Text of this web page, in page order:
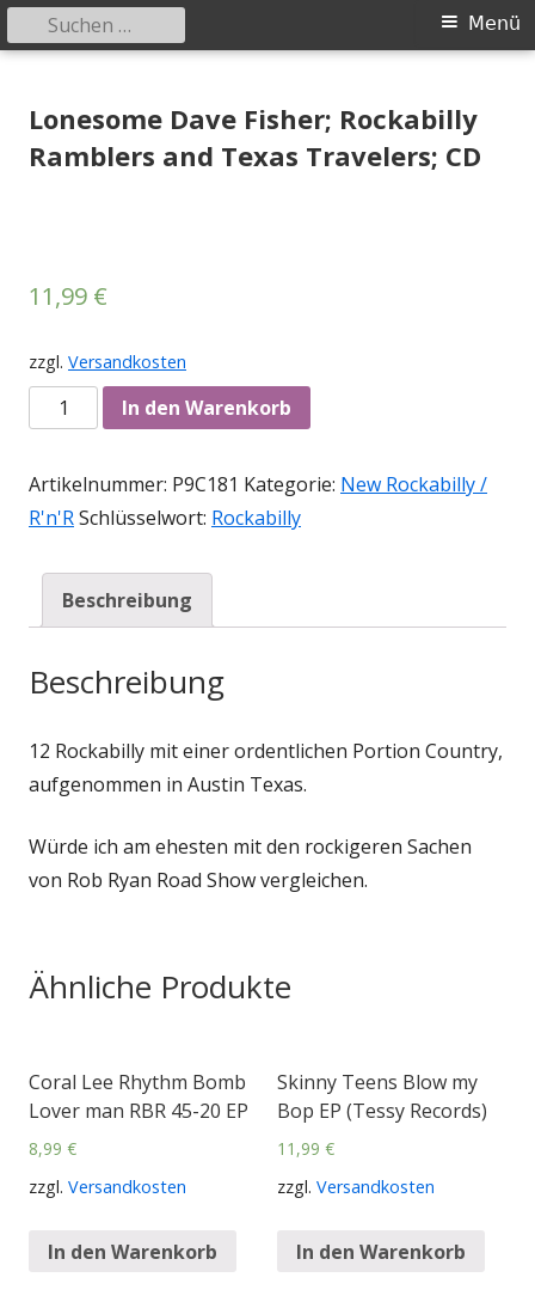
zum
Primäres
Menü
Suchen
nach:
Lonesome Dave Fisher; Rockabilly
Ramblers and Texas Travelers; CD
11,99 €
zzgl. Versandkosten
Anzahl In den Warenkorb
Artikelnummer: P9C181 Kategorie: New Rockabilly /
R'n'RSchlüsselwort: Rockabilly
Beschreibung
Beschreibung
12 Rockabilly mit einer ordentlichen Portion Country,
aufgenommen in Austin Texas.
Würde ich am ehesten mit den rockigeren Sachen
von Rob Ryan Road Show vergleichen.
Ähnliche Produkte
Coral Lee Rhythm Bomb
Lover man RBR 45-20 EP
8,99 €
zzgl. Versandkosten
In den Warenkorb
Skinny Teens Blow my
Bop EP (Tessy Records)
11,99 €
zzgl. Versandkosten
In den Warenkorb